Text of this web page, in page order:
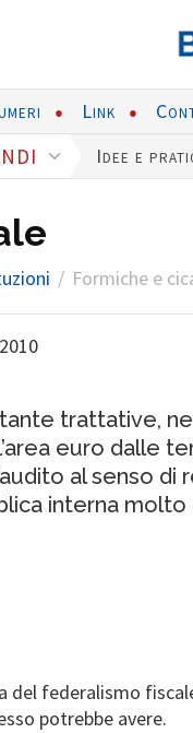
Link
Idee e
Formiche e
trattative,
euro dalle
al senso di
interna
federalismo
potrebbe avere.